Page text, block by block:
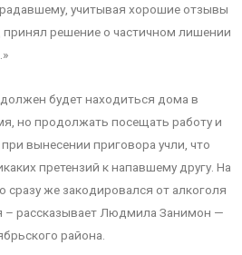
учитывая хорошие отзывы
принял решение о частичном лишении
будет находиться дома в
но продолжать посещать работу и
вынесении приговора учли, что
претензий к напавшему другу. На
сразу же закодировался от алкоголя
– рассказывает Людмила Занимон —
района.